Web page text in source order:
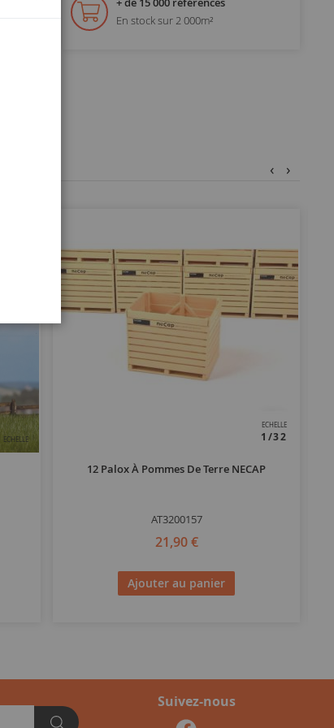
En stock sur 2 000m²
ECHELLE
ECHELLE
1/32
12 Palox À Pommes De Terre NECAP
AT3200157
21,90 €
Ajouter au panier
‹ ›
Suivez-nous